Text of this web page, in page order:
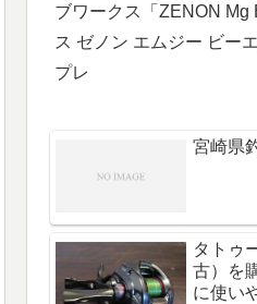
ブワークス「ZENON Mg
ス ゼノン エムジー ビー
プレ
宮崎県
タトゥ
古）を
に使い